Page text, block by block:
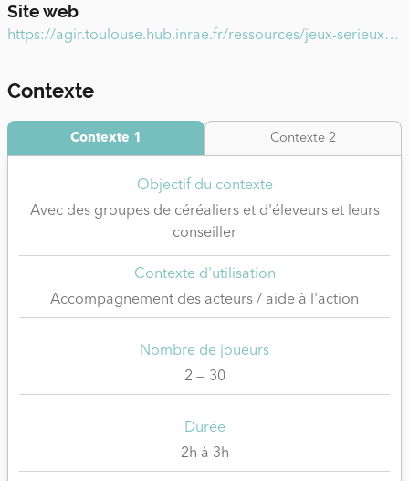
Site web
https://agir.toulouse.hub.inrae.fr/ressources/jeux-serieux/dynamix
Contexte
Contexte 1 Contexte 2
Objectif du contexte
Avec des groupes de céréaliers et d'éleveurs et leurs
conseiller
Contexte d'utilisation
Accompagnement des acteurs / aide à l'action
Nombre de joueurs
2 — 30
Durée
2h à 3h